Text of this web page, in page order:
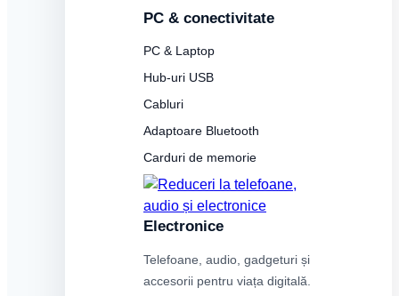
PC & conectivitate
PC & Laptop
Hub-uri USB
Cabluri
Adaptoare Bluetooth
Carduri de memorie
Electronice
Telefoane, audio, gadgeturi și
accesorii pentru viața digitală.